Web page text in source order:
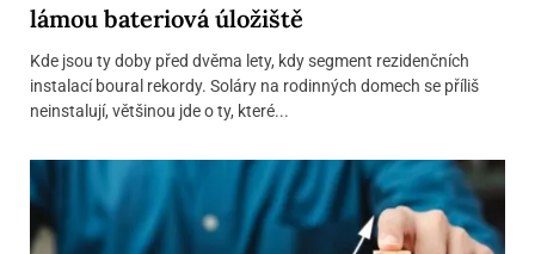
lámou bateriová úložiště
Kde jsou ty doby před dvěma lety, kdy segment rezidenčních
instalací boural rekordy. Soláry na rodinných domech se příliš
neinstalují, většinou jde o ty, které...